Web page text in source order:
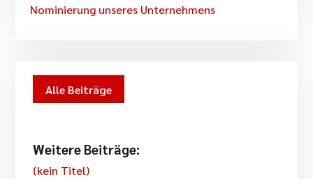
Nominierung unseres Unternehmens
Alle Beiträge
Weitere Beiträge:
(kein Titel)